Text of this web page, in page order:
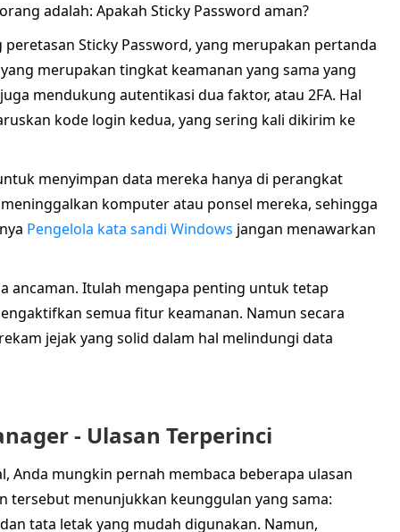
adalah: Apakah Sticky Password aman?
Sticky Password, yang merupakan pertanda
merupakan tingkat keamanan yang sama yang
mendukung autentikasi dua faktor, atau 2FA. Hal
kode login kedua, yang sering kali dikirim ke
menyimpan data mereka hanya di perangkat
komputer atau ponsel mereka, sehingga
Pengelola kata sandi Windows jangan menawarkan
ancaman. Itulah mengapa penting untuk tetap
semua fitur keamanan. Namun secara
jejak yang solid dalam hal melindungi data
- Ulasan Terperinci
Anda mungkin pernah membaca beberapa ulasan
tersebut menunjukkan keunggulan yang sama:
tata letak yang mudah digunakan. Namun,